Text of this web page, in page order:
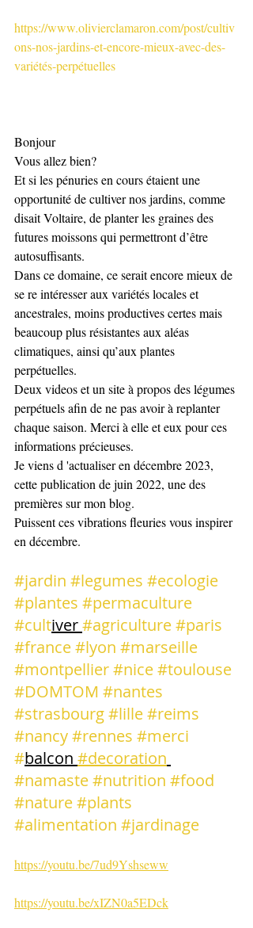
https://www.olivierclamaron.com/post/cultiv
ons-nos-jardins-et-encore-mieux-avec-des-
variétés-perpétuelles
Bonjour
Vous allez bien?
Et si les pénuries en cours étaient une
opportunité de cultiver nos jardins, comme
disait Voltaire, de planter les graines des
futures moissons qui permettront d’être
autosuffisants.
Dans ce domaine, ce serait encore mieux de
se re intéresser aux variétés locales et
ancestrales, moins productives certes mais
beaucoup plus résistantes aux aléas
climatiques, ainsi qu’aux plantes
perpétuelles.
Deux videos et un site à propos des légumes
perpétuels afin de ne pas avoir à replanter
chaque saison. Merci à elle et eux pour ces
informations précieuses.
Je viens d 'actualiser en décembre 2023,
cette publication de juin 2022, une des
premières sur mon blog.
Puissent ces vibrations fleuries vous inspirer
en décembre.
#jardin #legumes #ecologie
#plantes #permaculture
#cultiver #agriculture#paris
#france#lyon #marseille
#montpellier#nice#toulouse
#DOMTOM #nantes
#strasbourg#lille#reims
#nancy#rennes #merci
#balcon #decoration
#namaste#nutrition #food
#nature#plants
#alimentation #jardinage
https://youtu.be/7ud9Yshseww
https://youtu.be/xIZN0a5EDck